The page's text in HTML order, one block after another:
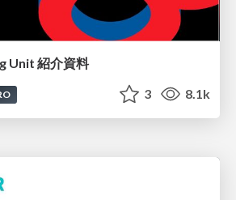
Unit 紹介資料
3 8.1k